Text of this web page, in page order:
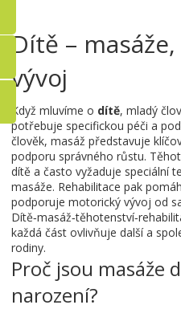
Dítě –
vývoj
Když mluvíme o dítě, mladý
potřebuje specifickou péči a
člověk, masáž představuje
podporu správného růstu.
dítě a často vyžaduje speciální
masáže. Rehabilitace pak
podporuje motorický vývoj od
každá část ovlivňuje další a
rodiny.
Proč jsou masáže
narození?